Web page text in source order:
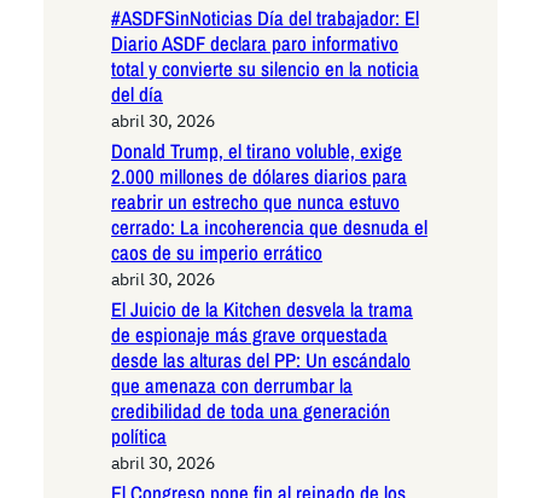
#ASDFSinNoticias Día del trabajador: El
Diario ASDF declara paro informativo
total y convierte su silencio en la noticia
del día
abril 30, 2026
Donald Trump, el tirano voluble, exige
2.000 millones de dólares diarios para
reabrir un estrecho que nunca estuvo
cerrado: La incoherencia que desnuda el
caos de su imperio errático
abril 30, 2026
El Juicio de la Kitchen desvela la trama
de espionaje más grave orquestada
desde las alturas del PP: Un escándalo
que amenaza con derrumbar la
credibilidad de toda una generación
política
abril 30, 2026